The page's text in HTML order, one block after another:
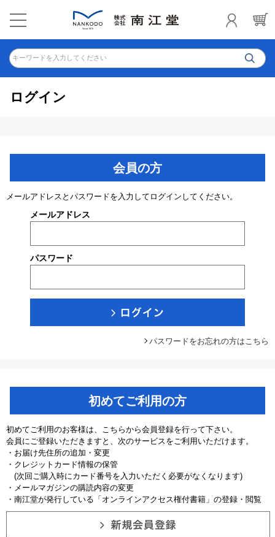
キーワードを入力してください
ログイン
会員の方
メールアドレスとパスワードを入力してログインしてください。
メールアドレス
パスワード
パスワードをお忘れの方はこちら
初めてご利用の方
初めてご利用のお客様は、こちらから会員登録を行って下さい。
会員にご登録いただきますと、次のサービスをご利用いただけます。
・お届け先住所の追加・変更
・クレジットカード情報の保管
(次回ご購入時にカード番号を入力いただく必要がなくなります)
・メールマガジンの購読内容の変更
・南江堂が発行している「オンラインアクセス権付書籍」の登録・閲覧